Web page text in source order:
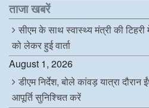
o
o
k
e
r
d
I
n p
ताजा खबरें
सीएम के साथ स्वास्थ्य मंत्री की
को लेकर हुई वार्ता
August 1, 2026
डीएम निर्देश, बोले कांवड़ यात्रा दौरान
आपूर्ति सुनिश्चित करें